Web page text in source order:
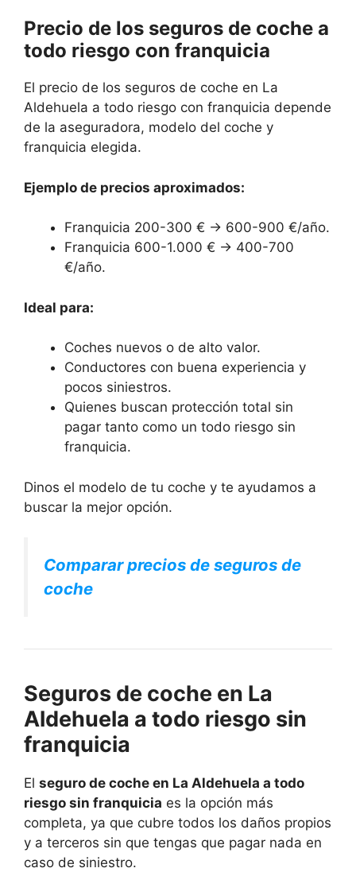
Precio de los seguros de coche a
todo riesgo con franquicia
El precio de los seguros de coche en La
Aldehuela a todo riesgo con franquicia depende
de la aseguradora, modelo del coche y
franquicia elegida.
Ejemplo de precios aproximados:
Franquicia 200-300 € → 600-900 €/año.
Franquicia 600-1.000 € → 400-700
€/año.
Ideal para:
Coches nuevos o de alto valor.
Conductores con buena experiencia y
pocos siniestros.
Quienes buscan protección total sin
pagar tanto como un todo riesgo sin
franquicia.
Dinos el modelo de tu coche y te ayudamos a
buscar la mejor opción.
Comparar precios de seguros de
coche
Seguros de coche en La
Aldehuela a todo riesgo sin
franquicia
El seguro de coche en La Aldehuela a todo
riesgo sin franquicia es la opción más
completa, ya que cubre todos los daños propios
y a terceros sin que tengas que pagar nada en
caso de siniestro.